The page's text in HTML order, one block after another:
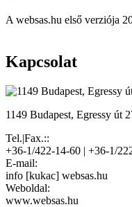
A websas.hu első verziója
Kapcsolat
1149 Budapest, Egressy út
Tel.|Fax.::
+36-1/422-14-60 | +36-1/
E-mail:
info [kukac] websas.hu
Weboldal:
www.websas.hu